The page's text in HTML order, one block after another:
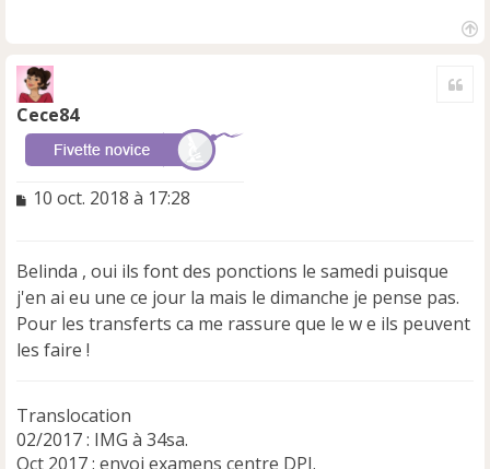
Cece84
M
a
g
e
n
o
u
10 oct. 2018 à 17:28
Belinda , oui ils font des ponctions le samedi puisque
j'en ai eu une ce jour la mais le dimanche je pense pas.
Pour les transferts ca me rassure que le w e ils peuvent
les faire !
Translocation
02/2017 : IMG à 34sa.
Oct 2017 : envoi examens centre DPI.